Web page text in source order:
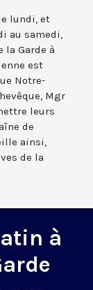
lundi, et
au samedi,
la Garde à
est
Notre-
Mgr
leurs
de
ainsi,
de la
à